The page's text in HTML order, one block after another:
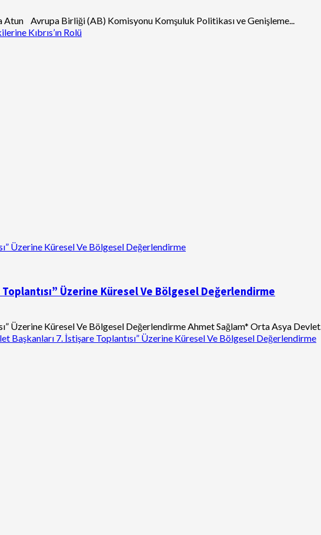
Atun Avrupa Birliği (AB) Komisyonu Komşuluk Politikası ve Genişleme...
Kıbrıs’ın Rolü
Üzerine Küresel Ve Bölgesel Değerlendirme
Üzerine Küresel Ve Bölgesel Değerlendirme
Üzerine Küresel Ve Bölgesel Değerlendirme Ahmet Sağlam* Orta Asya Devlet...
Başkanları 7. İstişare Toplantısı” Üzerine Küresel Ve Bölgesel Değerlendirme